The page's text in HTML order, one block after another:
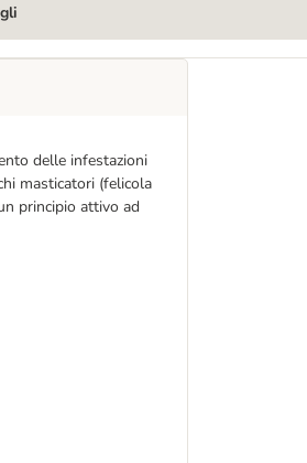
delle infestazioni
masticatori (felicola
principio attivo ad